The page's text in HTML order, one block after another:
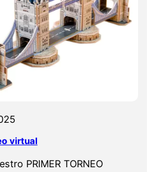
virtual
PRIMER TORNEO